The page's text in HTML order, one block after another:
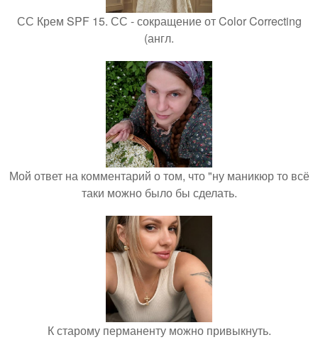
СС Крем SPF 15. СС - сокращение от Color Correcting
(англ.
Мой ответ на комментарий о том, что "ну маникюр то всё
таки можно было бы сделать.
К старому перманенту можно привыкнуть.